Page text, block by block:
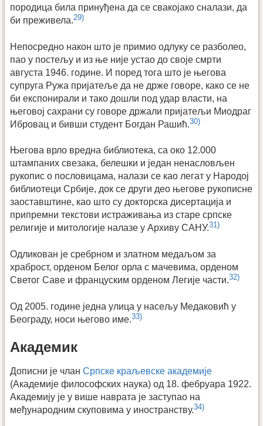
породица била принуђена да се свакојако сналази, да
би преживела.29)
Непосредно након што је примио одлуку се разболео,
пао у постељу и из ње није устао до своје смрти
августа 1946. године. И поред тога што је његова
супруга Ружа пријатеље да не држе говоре, како се не
би експонирали и тако дошли под удар власти, на
његовој сахрани су говоре држали пријатељи Миодраг
Ибровац и бивши студент Богдан Рашић.30)
Његова врло вредна библиотека, са око 12.000
штампаних свезака, белешки и један ненасловљен
рукопис о пословицама, налази се као легат у Народој
библиотеци Србије, док се други део његове рукописне
заоставштине, као што су докторска дисертација и
припремни текстови истраживања из старе српске
религије и митологије налазе у Архиву САНУ.31)
Одликован је сребрном и златном медаљом за
храброст, орденом Белог орла с мачевима, орденом
Светог Саве и француским орденом Легије части.32)
Од 2005. године једна улица у насељу Медаковић у
Београду, носи његово име.33)
Академик
Дописни је члан Српске краљевске академије
(Академије философских наука) од 18. фебруара 1922.
Академију је у више наврата је заступао на
међународним скуповима у иностранству.34)